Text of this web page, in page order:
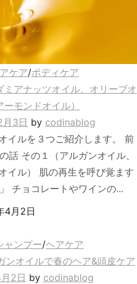
ケア/ボディケア
アナッツオイル、オリーブオ
モンドオイル）
3日 by codinablog
イルを３つご紹介します。 前
話 その１（アルガンオイル、
イル） 肌の再生を呼び覚ます
チョコレートやワインの...
4月2日
ャンプー/ヘアケア
ンオイルで春のヘア&頭皮ケア
2日 by codinablog